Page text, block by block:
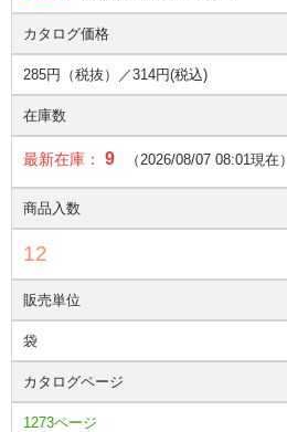
カタログ価格
285円（税抜）／314円(税込)
在庫数
最新在庫： 9 （2026/08/07 08:01現在）
商品入数
12
販売単位
袋
カタログページ
1273ページ